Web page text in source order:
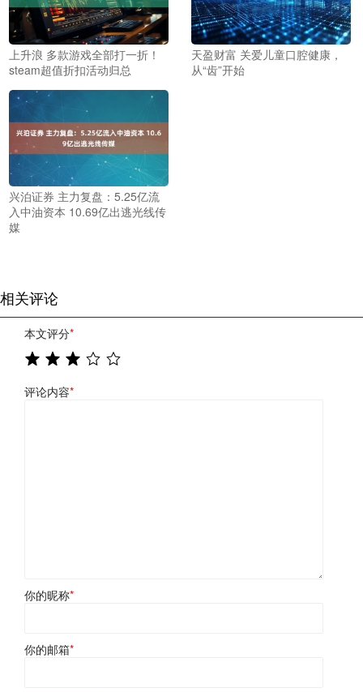
上升浪 多款游戏全部打一折！
steam超值折扣活动归总
天盈财富 关爱儿童口腔健康，
从“齿”开始
兴泊证券 主力复盘：5.25亿流
入中油资本 10.69亿出逃光线传
媒
相关评论
本文评分*
评论内容*
你的昵称*
你的邮箱*